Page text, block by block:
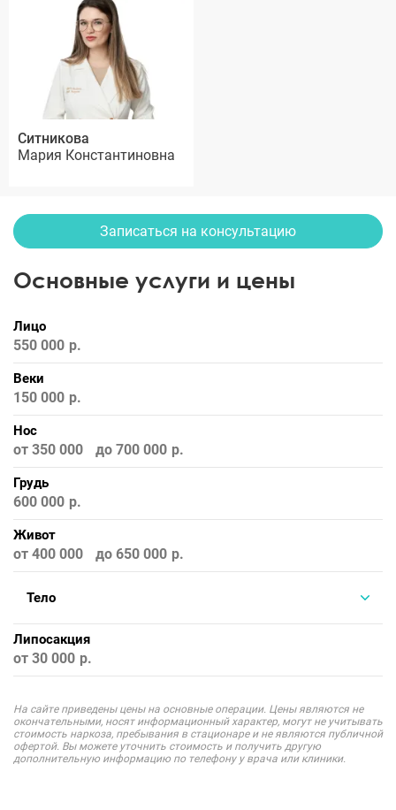
Ситникова
Мария Константиновна
Записаться на консультацию
Основные услуги и цены
Лицо
550 000
Веки
150 000
Нос
от 350 000 до 700 000
Грудь
600 000
Живот
от 400 000 до 650 000
Тело
Липосакция
от 30 000
На сайте приведены цены на основные операции. Цены являются не
окончательными, носят информационный характер, могут не учитывать
стоимость наркоза, пребывания в стационаре и не являются публичной
офертой. Вы можете уточнить стоимость и получить другую
дополнительную информацию по телефону у врача или клиники.